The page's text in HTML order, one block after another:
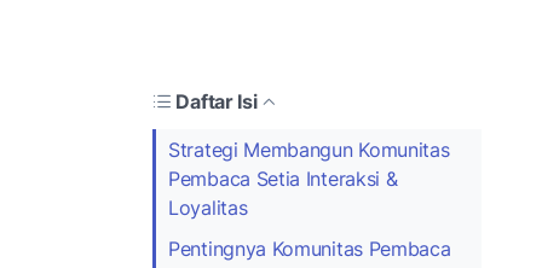
Daftar Isi
Strategi Membangun Komunitas
Pembaca Setia Interaksi &
Loyalitas
Pentingnya Komunitas Pembaca